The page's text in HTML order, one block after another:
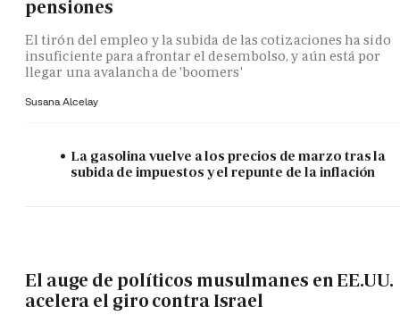
pensiones
El tirón del empleo y la subida de las cotizaciones ha sido
insuficiente para afrontar el desembolso, y aún está por
llegar una avalancha de 'boomers'
Susana Alcelay
La gasolina vuelve a los precios de marzo tras la
subida de impuestos y el repunte de la inflación
El auge de políticos musulmanes en EE.UU.
acelera el giro contra Israel